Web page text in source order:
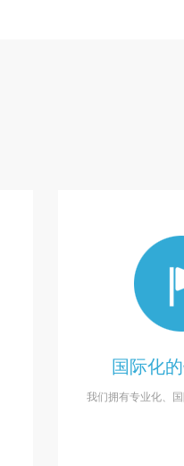
国际化
我们拥有专业化、